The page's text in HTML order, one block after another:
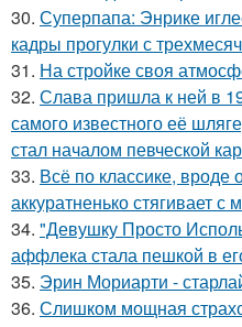
30. Суперпапа: Энрике
кадры прогулки с
31. На стройке своя
32. Слава пришла к ней в
самого известного её
стал началом певческой
33. Всё по классике, вроде
аккуратненько стягивает
34. "Девушку Просто
аффлека стала пешкой в
35. Эрин Мориарти -
36. Слишком мощная